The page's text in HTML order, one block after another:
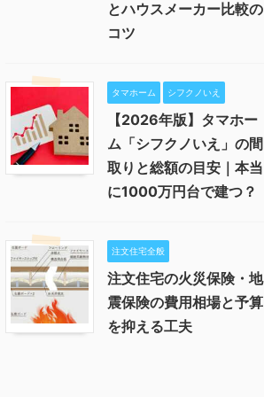
とハウスメーカー比較の
コツ
タマホーム シフクノいえ
【2026年版】タマホー
ム「シフクノいえ」の間
取りと総額の目安｜本当
に1000万円台で建つ？
注文住宅全般
注文住宅の火災保険・地
震保険の費用相場と予算
を抑える工夫